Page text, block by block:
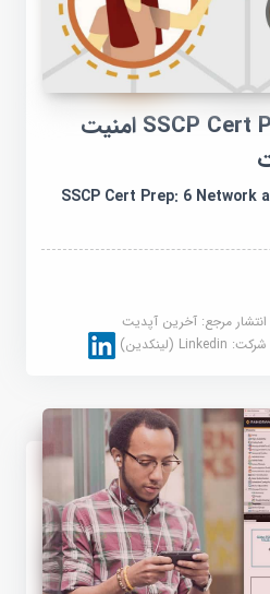
آموزش SSCP Cert Prep: 6 امنیت
SSCP Cert Prep: 6
انتشار مرجع:آخرین آپدیت
شرکت:Linkedin (لینکدین)